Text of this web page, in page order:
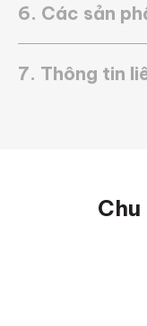
6. Các sản
7. Thông tin